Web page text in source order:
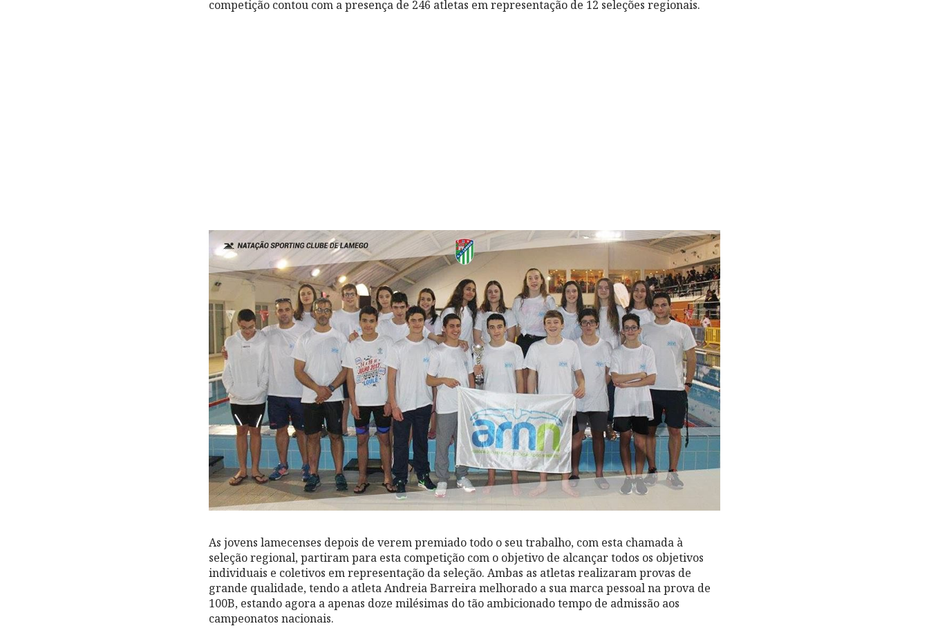
competição contou com a presença de 246 atletas em representação de 12 seleções regionais.
As jovens lamecenses depois de verem premiado todo o seu trabalho, com esta chamada à
seleção regional, partiram para esta competição com o objetivo de alcançar todos os objetivos
individuais e coletivos em representação da seleção. Ambas as atletas realizaram provas de
grande qualidade, tendo a atleta Andreia Barreira melhorado a sua marca pessoal na prova de
100B, estando agora a apenas doze milésimas do tão ambicionado tempo de admissão aos
campeonatos nacionais.